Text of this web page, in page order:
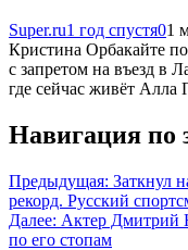
Super.ru1 год спустя01
Кристина Орбакайте
с запретом на въезд в
где сейчас живёт Алла
Навигация по
Предыдущая: Заткнул
рекорд. Русский
Далее: Актер Дмитрий
по его стопам